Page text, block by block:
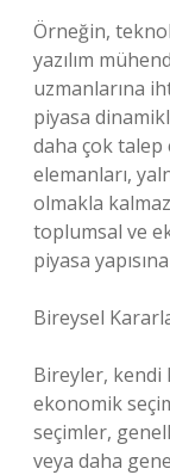
Örneğin,
yazılım
uzmanlarına
piyasa
daha çok talep
elemanları,
olmakla
toplumsal ve
piyasa
Bireysel
Bireyler, kendi
ekonomik
seçimler,
veya daha